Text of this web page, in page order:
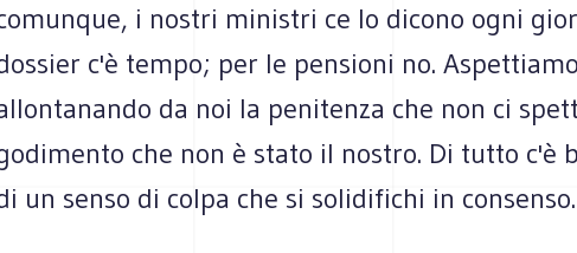
i nostri ministri ce lo dicono ogni
c'è tempo; per le pensioni no.
da noi la penitenza che non ci
che non è stato il nostro. Di tutto c'è
un senso di colpa che si solidifichi in consenso.